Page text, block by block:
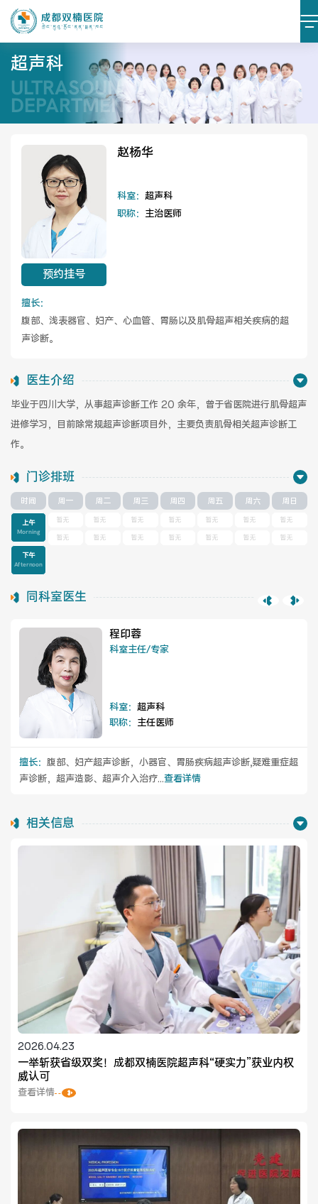
医院简介 医院文化
大事记
党建阵地
榜样力量
医技科室
专家团队
医院布局
出/入院服务
意见建议
公示公告
科研介绍 科研动态
通知公告
医联体介绍 新闻动态
成员单位
超声科
ULTRASOUND
DEPARTMENT​
预约挂号
赵杨华
科室： 超声科
职称： 主治医师
擅长：
腹部、浅表器官、妇产、心血管、胃肠以及肌骨超声相关疾病的超
声诊断。
医生介绍
毕业于四川大学，从事超声诊断工作 20 余年，曾于省医院进行肌骨超声
进修学习，目前除常规超声诊断项目外，主要负责肌骨相关超声诊断工
作。
门诊排班
时间
上午
Morning
下午
Afternoon
周一
暂无
暂无
周二
暂无
暂无
周三
暂无
暂无
周四
暂无
暂无
周五
暂无
暂无
周六
暂无
暂无
周日
暂无
暂无
同科室医生
程印蓉
科室主任/专家
科室： 超声科
职称： 主任医师
擅长： 腹部、妇产超声诊断，小器官、胃肠疾病超声诊断,疑难重症超
声诊断，超声造影、超声介入治疗...查看详情
相关信息
2026.04.23
一举斩获省级双奖！成都双楠医院超声科“硬实力”获业内权
威认可
查看详情